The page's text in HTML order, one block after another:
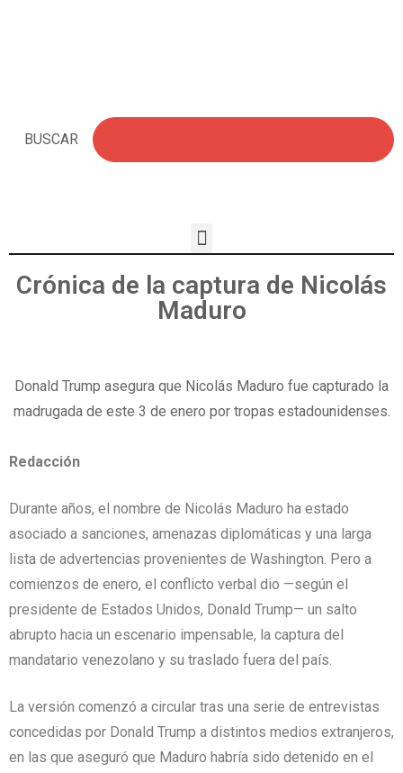
BUSCAR
Crónica de la captura de Nicolás
Maduro
Donald Trump asegura que Nicolás Maduro fue capturado la
madrugada de este 3 de enero por tropas estadounidenses.
Redacción
Durante años, el nombre de Nicolás Maduro ha estado
asociado a sanciones, amenazas diplomáticas y una larga
lista de advertencias provenientes de Washington. Pero a
comienzos de enero, el conflicto verbal dio —según el
presidente de Estados Unidos, Donald Trump— un salto
abrupto hacia un escenario impensable, la captura del
mandatario venezolano y su traslado fuera del país.
La versión comenzó a circular tras una serie de entrevistas
concedidas por Donald Trump a distintos medios extranjeros,
en las que aseguró que Maduro habría sido detenido en el